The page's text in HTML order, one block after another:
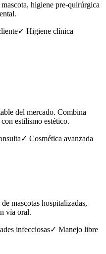
higiene pre-quirúrgica
✓ Higiene clínica
del mercado. Combina
estilismo estético.
✓ Cosmética avanzada
mascotas hospitalizadas,
vía oral.
infecciosas✓ Manejo libre